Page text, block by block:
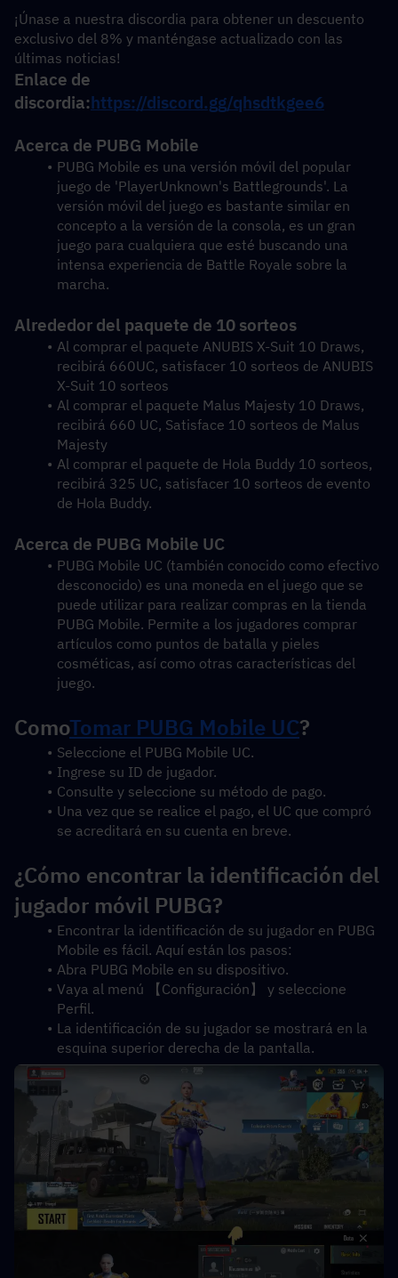
¡Únase a nuestra discordia para obtener un descuento
exclusivo del 8% y manténgase actualizado con las
últimas noticias!
Enlace de
discordia:https://discord.gg/qhsdtkgee6
Acerca de PUBG Mobile
PUBG Mobile es una versión móvil del popular
juego de 'PlayerUnknown's Battlegrounds'. La
versión móvil del juego es bastante similar en
concepto a la versión de la consola, es un gran
juego para cualquiera que esté buscando una
intensa experiencia de Battle Royale sobre la
marcha.
Alrededor del paquete de 10 sorteos
Al comprar el paquete ANUBIS X-Suit 10 Draws,
recibirá 660UC, satisfacer 10 sorteos de ANUBIS
X-Suit 10 sorteos
Al comprar el paquete Malus Majesty 10 Draws,
recibirá 660 UC, Satisface 10 sorteos de Malus
Majesty
Al comprar el paquete de Hola Buddy 10 sorteos,
recibirá 325 UC, satisfacer 10 sorteos de evento
de Hola Buddy.
Acerca de PUBG Mobile UC
PUBG Mobile UC (también conocido como efectivo
desconocido) es una moneda en el juego que se
puede utilizar para realizar compras en la tienda
PUBG Mobile. Permite a los jugadores comprar
artículos como puntos de batalla y pieles
cosméticas, así como otras características del
juego.
ComoTomar PUBG Mobile UC?
Seleccione el PUBG Mobile UC.
Ingrese su ID de jugador.
Consulte y seleccione su método de pago.
Una vez que se realice el pago, el UC que compró
se acreditará en su cuenta en breve.
¿Cómo encontrar la identificación del
jugador móvil PUBG?
Encontrar la identificación de su jugador en PUBG
Mobile es fácil. Aquí están los pasos:
Abra PUBG Mobile en su dispositivo.
Vaya al menú 【Configuración】 y seleccione
Perfil.
La identificación de su jugador se mostrará en la
esquina superior derecha de la pantalla.